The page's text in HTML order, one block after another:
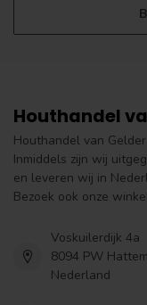
Houthandel
Houthandel van
Inmiddels zijn wij
en leveren wij in
Bezoek ook onze
Voskuilerdijk 4a
8094 PW
Nederland